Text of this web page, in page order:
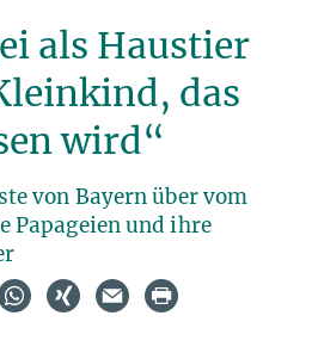
als Haustier
das
wird“
von Bayern über vom
Papageien und ihre